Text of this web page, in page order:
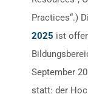
Practices“.)
2025 ist
September
statt: der